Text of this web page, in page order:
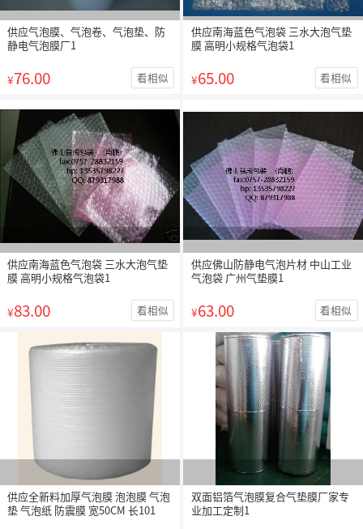
供应气泡膜、气泡卷、气泡垫、防
静电气泡膜厂1
¥76.00 看相似
供应南海蓝色气泡袋 三水大泡气垫
膜 高明小规格气泡袋1
¥65.00 看相似
供应南海蓝色气泡袋 三水大泡气垫
膜 高明小规格气泡袋1
¥83.00 看相似
供应佛山防静电气泡片材 中山工业
气泡袋 广州气垫膜1
¥63.00 看相似
供应全新料加厚气泡膜 泡泡膜 气泡
垫 气泡纸 防震膜 宽50CM 长101
双面铝箔气泡膜复合气垫膜厂家专
业加工定制1